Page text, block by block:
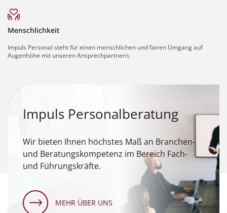
Menschlichkeit
Impuls Personal steht für einen menschlichen und fairen Umgang auf
Augenhöhe mit unseren Ansprechpartnern.
Impuls Personalberatung
Wir bieten Ihnen höchstes Maß an Branchen-
und Beratungskompetenz im Bereich Fach-
und Führungskräfte.
MEHR ÜBER UNS